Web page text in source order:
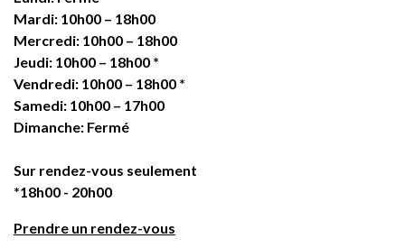
Mardi: 10h00 – 18h00
Mercredi: 10h00 – 18h00
Jeudi: 10h00 – 18h00 *
Vendredi: 10h00 – 18h00 *
Samedi: 10h00 – 17h00
Dimanche: Fermé
Sur rendez-vous seulement
*18h00 - 20h00
Prendre un rendez-vous